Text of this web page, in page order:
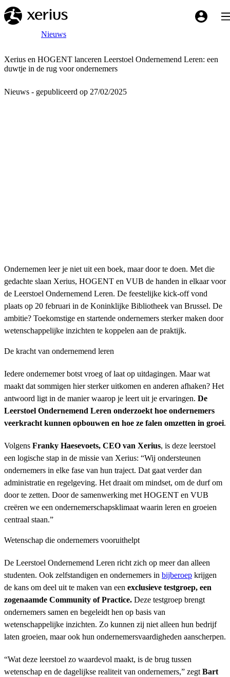
Overslaan naar de hoofdinhoud
My
Breadcrumb
HomeNieuws
Xerius en HOGENT lanceren Leerstoel Ondernemend Leren: een
duwtje in de rug voor ondernemers
Nieuws - gepubliceerd op 27/02/2025
Ondernemen leer je niet uit een boek, maar door te doen. Met die
gedachte slaan Xerius, HOGENT en VUB de handen in elkaar voor
de Leerstoel Ondernemend Leren. De feestelijke kick-off vond
plaats op 20 februari in de Koninklijke Bibliotheek van Brussel. De
ambitie? Toekomstige en startende ondernemers sterker maken door
wetenschappelijke inzichten te koppelen aan de praktijk.
De kracht van ondernemend leren
Iedere ondernemer botst vroeg of laat op uitdagingen. Maar wat
maakt dat sommigen hier sterker uitkomen en anderen afhaken? Het
antwoord ligt in de manier waarop je leert uit je ervaringen. De
Leerstoel Ondernemend Leren onderzoekt hoe ondernemers
veerkracht kunnen opbouwen en hoe ze falen omzetten in groei.
Volgens Franky Haesevoets, CEO van Xerius, is deze leerstoel
een logische stap in de missie van Xerius: “Wij ondersteunen
ondernemers in elke fase van hun traject. Dat gaat verder dan
administratie en regelgeving. Het draait om mindset, om de durf om
door te zetten. Door de samenwerking met HOGENT en VUB
creëren we een ondernemerschapsklimaat waarin leren en groeien
centraal staan.”
Wetenschap die ondernemers vooruithelpt
De Leerstoel Ondernemend Leren richt zich op meer dan alleen
studenten. Ook zelfstandigen en ondernemers in bijberoep krijgen
de kans om deel uit te maken van een exclusieve testgroep, een
zogenaamde Community of Practice. Deze testgroep brengt
ondernemers samen en begeleidt hen op basis van
wetenschappelijke inzichten. Zo kunnen zij niet alleen hun bedrijf
laten groeien, maar ook hun ondernemersvaardigheden aanscherpen.
“Wat deze leerstoel zo waardevol maakt, is de brug tussen
wetenschap en de dagelijkse realiteit van ondernemers,” zegt Bart